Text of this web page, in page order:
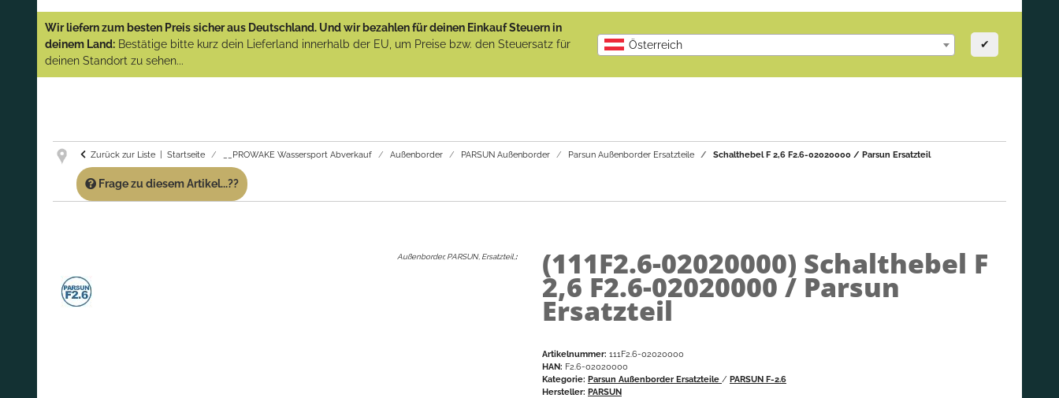
(Abverkauf)!
GARANTIE UND SERVICE:
Artikeln einfach an!
Wir liefern zum besten Preis sicher aus Deutschland. Und wir bezahlen für deinen Einkauf Steuern in
deinem Land: Bestätige bitte kurz dein Lieferland innerhalb der EU, um Preise bzw. den Steuersatz für
deinen Standort zu sehen...
Österreich ✔
Zurück zur Liste Startseite __PROWAKE Wassersport Abverkauf Außenborder PARSUN Außenborder Parsun Außenborder Ersatzteile Schalthebel F 2,6 F2.6-02020000 / Parsun Ersatzteil
Frage zu diesem Artikel...??
Außenborder, PARSUN, Ersatzteil, : (111F2.6-02020000) Schalthebel F
2,6 F2.6-02020000 / Parsun
Ersatzteil
Artikelnummer: 111F2.6-02020000
HAN: F2.6-02020000
Kategorie: Parsun Außenborder Ersatzteile / PARSUN F-2.6
Hersteller: PARSUN